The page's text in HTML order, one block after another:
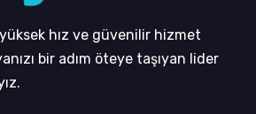
hız ve güvenilir hizmet
bir adım öteye taşıyan lider